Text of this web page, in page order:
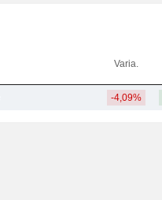
Varia.
-4,09%